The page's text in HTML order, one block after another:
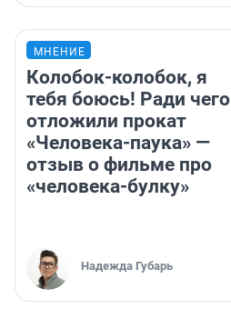
МНЕНИЕ
Колобок-колобок, я
тебя боюсь! Ради чего
отложили прокат
«Человека-паука» —
отзыв о фильме про
«человека-булку»
Надежда Губарь